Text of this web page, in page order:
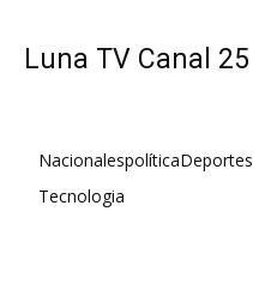
Luna TV Canal 25
NacionalespolíticaDeportes
Tecnologia